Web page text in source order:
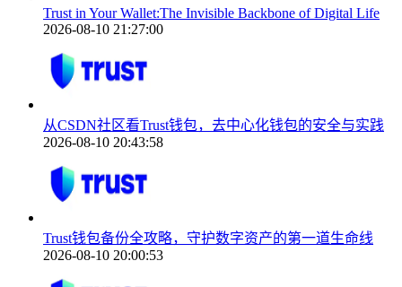
Trust in Your Wallet:The Invisible Backbone of Digital Life
2026-08-10 21:27:00
从CSDN社区看Trust钱包，去中心化钱包的安全与实践
2026-08-10 20:43:58
Trust钱包备份全攻略，守护数字资产的第一道生命线
2026-08-10 20:00:53